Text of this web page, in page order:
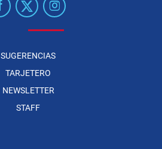
SUGERENCIAS
TARJETERO
NEWSLETTER
STAFF